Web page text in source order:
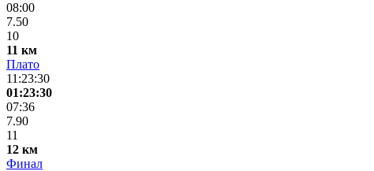
08:00
7.50
10
11 км
Плато
11:23:30
01:23:30
07:36
7.90
11
12 км
Финал